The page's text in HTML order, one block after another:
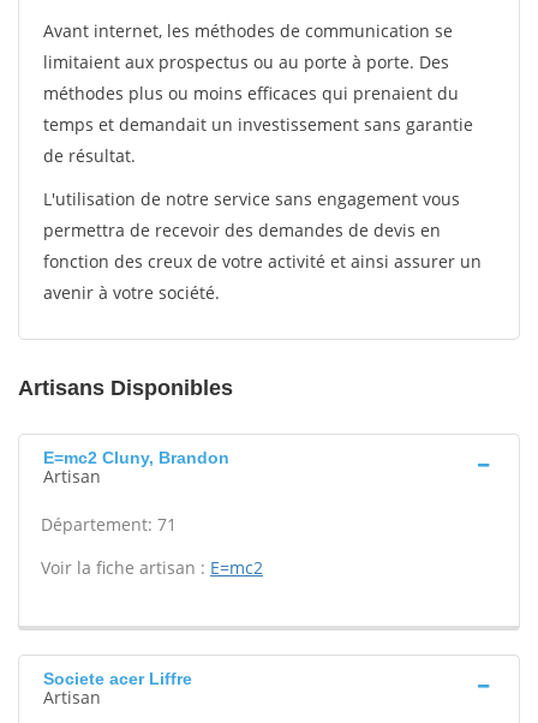
Avant internet, les méthodes de communication se
limitaient aux prospectus ou au porte à porte. Des
méthodes plus ou moins efficaces qui prenaient du
temps et demandait un investissement sans garantie
de résultat.
L'utilisation de notre service sans engagement vous
permettra de recevoir des demandes de devis en
fonction des creux de votre activité et ainsi assurer un
avenir à votre société.
Artisans Disponibles
E=mc2 Cluny, Brandon
Artisan
Département: 71
Voir la fiche artisan : E=mc2
Societe acer Liffre
Artisan